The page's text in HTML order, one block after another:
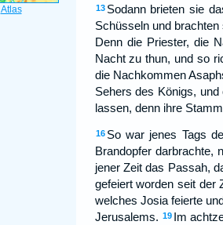
13 Sodann brieten sie
Schüsseln und
Denn die Priester, die
Nacht zu thun, und so
die Nachkommen
Sehers des Königs,
lassen, denn ihre
16 So war jenes Tags
Brandopfer darbrachte,
jener Zeit das Passah,
gefeiert worden seit der
welches Josia feierte
Jerusalems. 19 Im